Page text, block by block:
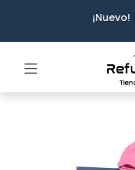
¡Nuevo!